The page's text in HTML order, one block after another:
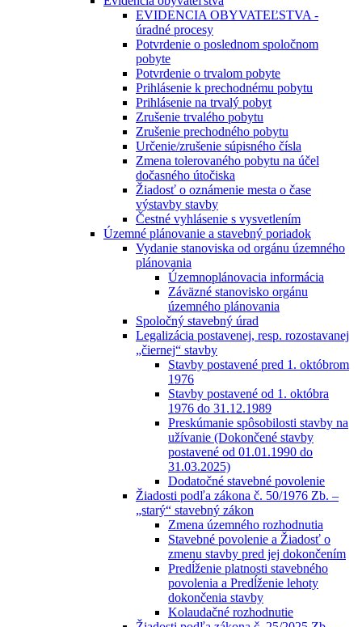
EVIDENCIA OBYVATEĽSTVA -
úradné procesy
Potvrdenie o poslednom spoločnom
pobyte
Potvrdenie o trvalom pobyte
Prihlásenie k prechodnému pobytu
Prihlásenie na trvalý pobyt
Zrušenie trvalého pobytu
Zrušenie prechodného pobytu
Určenie/zrušenie súpisného čísla
Zmena tolerovaného pobytu na účel
dočasného útočiska
Žiadosť o oznámenie mesta o čase
výstavby stavby
Čestné vyhlásenie s vysvetlením
Územné plánovanie a stavebný poriadok
Vydanie stanoviska od orgánu územného
plánovania
Územnoplánovacia informácia
Záväzné stanovisko orgánu
územného plánovania
Spoločný stavebný úrad
Legalizácia postavenej, resp. rozostavanej
„čiernej“ stavby
Stavby postavené pred 1. októbrom
1976
Stavby postavené od 1. októbra
1976 do 31.12.1989
Preskúmanie spôsobilosti stavby na
užívanie (Dokončené stavby
postavené od 01.01.1990 do
31.03.2025)
Dodatočné stavebné povolenie
Žiadosti podľa zákona č. 50/1976 Zb. –
„starý“ stavebný zákon
Zmena územného rozhodnutia
Stavebné povolenie a Žiadosť o
zmenu stavby pred jej dokončením
Predĺženie platnosti stavebného
povolenia a Predĺženie lehoty
dokončenia stavby
Kolaudačné rozhodnutie